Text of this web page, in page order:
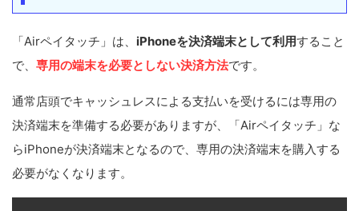
「Airペイタッチ」は、 iPhoneを決済端末として利用すること
で、 専用の端末を必要としない決済方法です。
通常店頭でキャッシュレスによる支払いを受けるには専用の
決済端末を準備する必要がありますが、「Airペイタッチ」な
らiPhoneが決済端末となるので、専用の決済端末を購入する
必要がなくなります。